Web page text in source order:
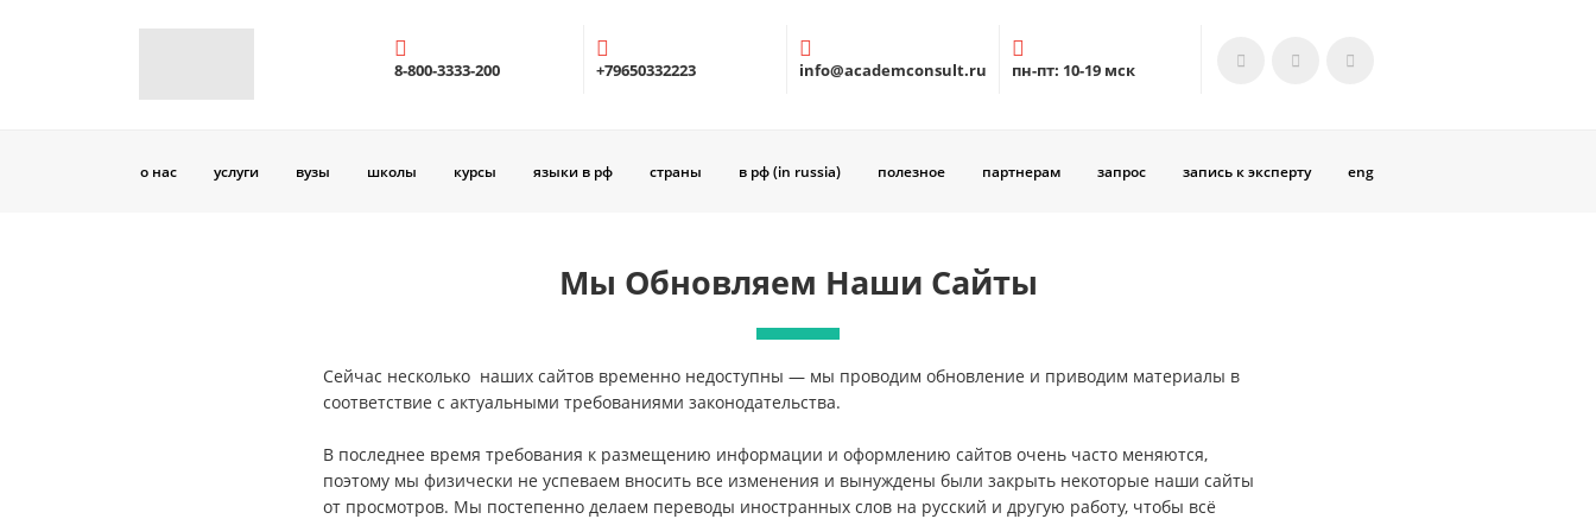
8-800-3333-200 +79650332223 info@academconsult.ru пн-пт: 10-19 мск
о нас услуги вузы школы курсы языки в рф страны в рф (in russia) полезное партнерам запрос запись к эксперту eng
Мы Обновляем Наши Сайты
Сейчас несколько наших сайтов временно недоступны — мы проводим обновление и приводим материалы в
соответствие с актуальными требованиями законодательства.
В последнее время требования к размещению информации и оформлению сайтов очень часто меняются,
поэтому мы физически не успеваем вносить все изменения и вынуждены были закрыть некоторые наши сайты
от просмотров. Мы постепенно делаем переводы иностранных слов на русский и другую работу, чтобы всё